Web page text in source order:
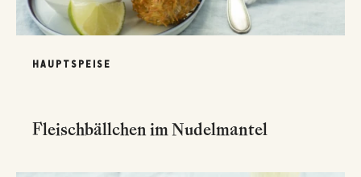
HAUPTSPEISE
Fleischbällchen im Nudelmantel